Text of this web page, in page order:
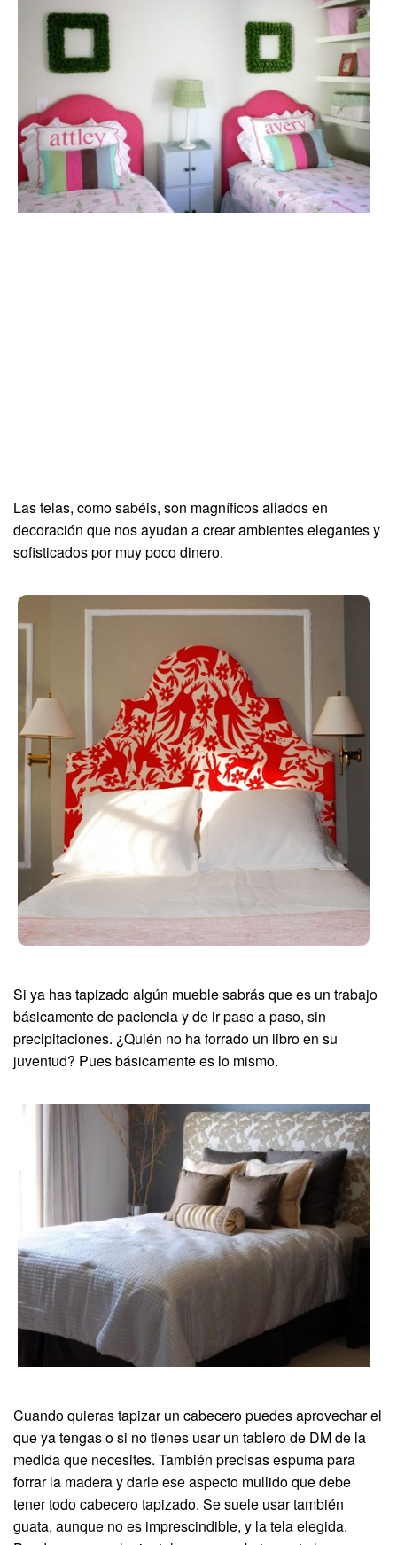
Las telas, como sabéis, son magníficos aliados en
decoración que nos ayudan a crear ambientes elegantes y
sofisticados por muy poco dinero.
Si ya has tapizado algún mueble sabrás que es un trabajo
básicamente de paciencia y de ir paso a paso, sin
precipitaciones. ¿Quién no ha forrado un libro en su
juventud? Pues básicamente es lo mismo.
Cuando quieras tapizar un cabecero puedes aprovechar el
que ya tengas o si no tienes usar un tablero de DM de la
medida que necesites. También precisas espuma para
forrar la madera y darle ese aspecto mullido que debe
tener todo cabecero tapizado. Se suele usar también
guata, aunque no es imprescindible, y la tela elegida.